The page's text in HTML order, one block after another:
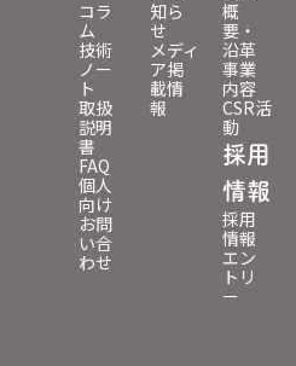
コラ
ム
技術
ノー
ト
取扱
説明
書
FAQ
個人
向け
お問
い合
わせ
知ら
せ
メディ
ア掲
載情
報
概
要・
沿革
事業
内容
CSR活
動
採用
情報
採用
情報
エン
トリ
ー